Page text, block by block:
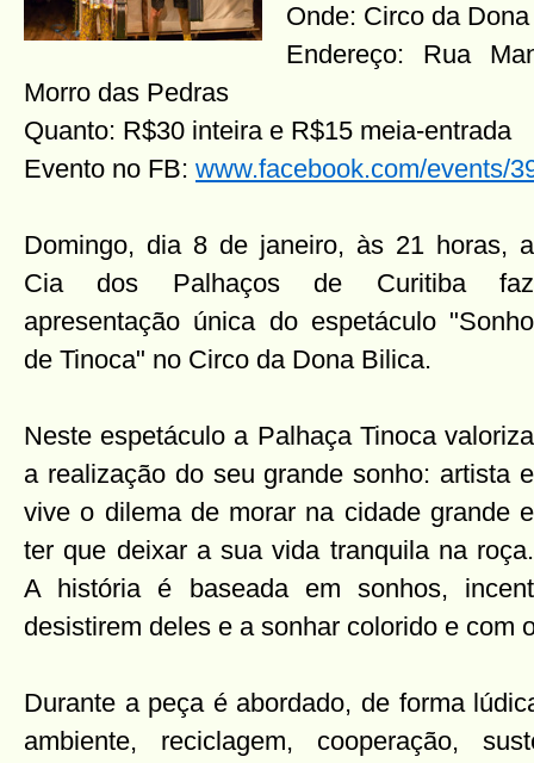
Onde: Circo da
Endereço: Rua
Morro das Pedras
Quanto: R$30 inteira e R$15 meia-entrada
Evento no FB: www.facebook.com/events/
Domingo, dia 8 de janeiro, às 21 horas, a
Cia dos Palhaços de Curitiba faz
apresentação única do espetáculo "Sonho
de Tinoca" no Circo da Dona Bilica.
Neste espetáculo a Palhaça Tinoca valoriza
a realização do seu grande sonho: artista e
vive o dilema de morar na cidade grande e
ter que deixar a sua vida tranquila na roça.
A história é baseada em sonhos,
desistirem deles e a sonhar colorido e com
Durante a peça é abordado, de forma
ambiente, reciclagem, cooperação,